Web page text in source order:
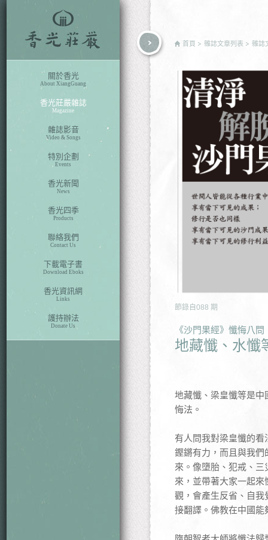
關於香光
About XiangGuang
香光莊嚴雜誌
Magazine
雜誌影音
Video & Songs
特別企劃
Events
香光新聞
News
香光四季
Products
聯絡我們
Contact Us
下載電子書
Download Eboks
香光資訊網
Links
護持辦法
Donate Us
首頁 雜誌文章列表 雜誌
節錄自 088 期
《沙門果經》懺悔八
地藏懺、水懺
地藏懺、梁皇懺等是
悔法。
有人問我對梁皇懺的
鏗鏘有力，而且與我
來。像墮胎、犯戒、
來，並帶著大家一起
觀，會產生反省、自
接翻譯。佛教在中國